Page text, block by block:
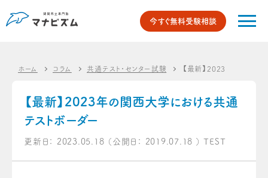
今すぐ無料受験相談
ホーム コラム 共通テスト・センター試験 【最新】2023年の関西大
【最新】2023年の関西大学における共通
テストボーダー
更新日： 2023.05.18 （公開日： 2019.07.18 ）TEST